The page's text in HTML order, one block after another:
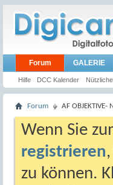
Forum
Hilfe DCC Kalender
GALERIE
Forum AF OBJEKTIVE-
Wenn Sie
registrieren
zu können.